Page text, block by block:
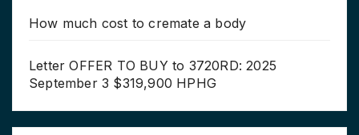
How much cost to cremate a body
Letter OFFER TO BUY to 3720RD: 2025
September 3 $319,900 HPHG